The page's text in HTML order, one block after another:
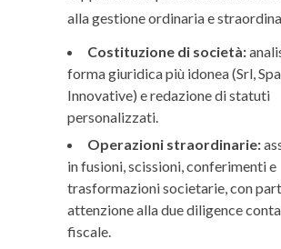
alla gestione ordinaria e
Costituzione di società:
forma giuridica più idonea (Srl,
Innovative) e redazione di statuti
personalizzati.
Operazioni straordinarie:
in fusioni, scissioni, conferimenti e
trasformazioni societarie, con
attenzione alla due diligence
fiscale.